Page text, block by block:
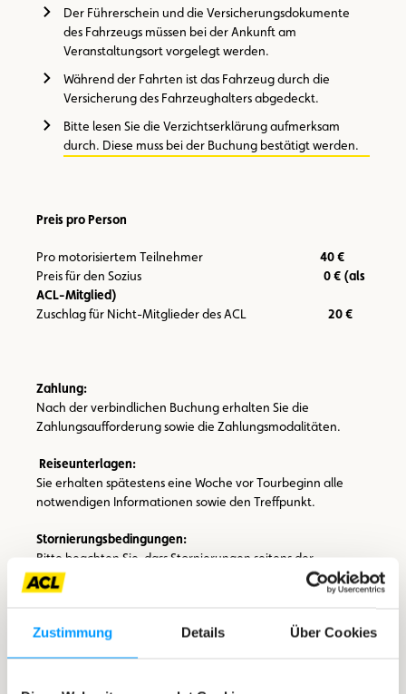
Zustimmung Details Über Cookies
Der Führerschein und die Versicherungsdokumente
des Fahrzeugs müssen bei der Ankunft am
Veranstaltungsort vorgelegt werden.
Während der Fahrten ist das Fahrzeug durch die
Versicherung des Fahrzeughalters abgedeckt.
Bitte lesen Sie die Verzichtserklärung aufmerksam
durch. Diese muss bei der Buchung bestätigt werden.
Preis pro Person
Pro motorisiertem Teilnehmer 40 €
Preis für den Sozius 0 € (als
ACL-Mitglied)
Zuschlag für Nicht-Mitglieder des ACL 20 €
Zahlung:
Nach der verbindlichen Buchung erhalten Sie die
Zahlungsaufforderung sowie die Zahlungsmodalitäten.
Reiseunterlagen:
Sie erhalten spätestens eine Woche vor Tourbeginn alle
notwendigen Informationen sowie den Treffpunkt.
Stornierungsbedingungen:
Bitte beachten Sie, dass Stornierungen seitens der
Teilnehmer bis spätestens 30 Tage vor der Exkursion
akzeptiert werden. Wenn der Teilnehmer an einem
Exkursionsbetrag vollständig erstattet. Nach Ablauf dieser
Wenn die Exkursion unsererseits abgesagt werden muss (die